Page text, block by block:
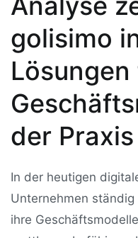
golisimo
der
In der heutigen
Unternehmen
ihre